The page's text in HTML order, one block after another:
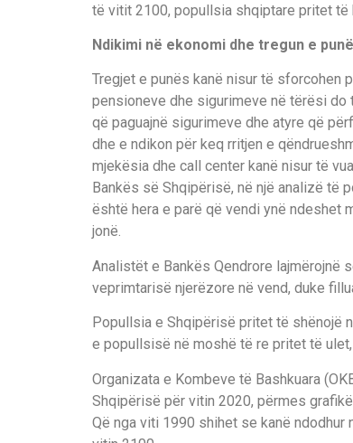
të vitit 2100, popullsia shqiptare pritet të
Ndikimi në ekonomi dhe tregun e
Tregjet e punës kanë nisur të sforcohen
pensioneve dhe sigurimeve në tërësi do
që paguajnë sigurimeve dhe atyre që
dhe e ndikon për keq rritjen e
mjekësia dhe call center kanë nisur të
Bankës së Shqipërisë, në një analizë të
është hera e parë që vendi ynë ndeshet
jonë.
Analistët e Bankës Qendrore lajmërojnë
veprimtarisë njerëzore në vend, duke
Popullsia e Shqipërisë pritet të shënojë
e popullsisë në moshë të re pritet të
Organizata e Kombeve të Bashkuara
Shqipërisë për vitin 2020, përmes
Që nga viti 1990 shihet se kanë